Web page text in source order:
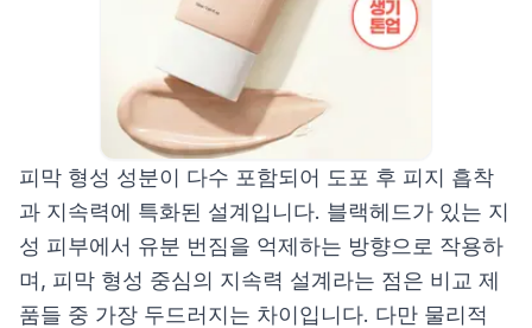
피막 형성 성분이 다수 포함되어 도포 후 피지 흡착
과 지속력에 특화된 설계입니다. 블랙헤드가 있는 지
성 피부에서 유분 번짐을 억제하는 방향으로 작용하
며, 피막 형성 중심의 지속력 설계라는 점은 비교 제
품들 중 가장 두드러지는 차이입니다. 다만 물리적